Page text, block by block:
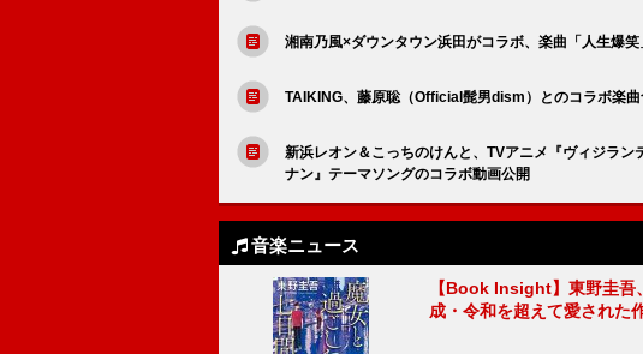
湘南乃風×ダウンタウン浜田がコラボ、楽曲「人生爆
TAIKING、藤原聡（Official髭男dism）とのコラボ楽
新浜レオン＆こっちのけんと、TVアニメ『ヴィジラ
ナン』テーマソングのコラボ動画公開
音楽ニュース
【Book Insight】東野圭
成・令和を超えて愛された